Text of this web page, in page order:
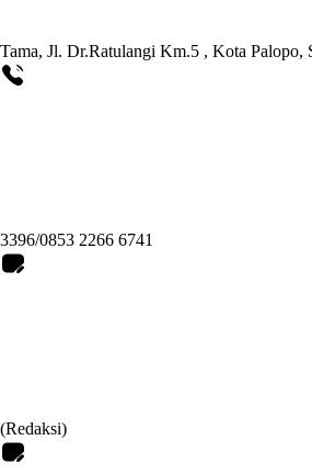
Tama, Jl. Dr.Ratulangi Km.5 , Kota Palopo,
3396/0853 2266 6741
(Redaksi)